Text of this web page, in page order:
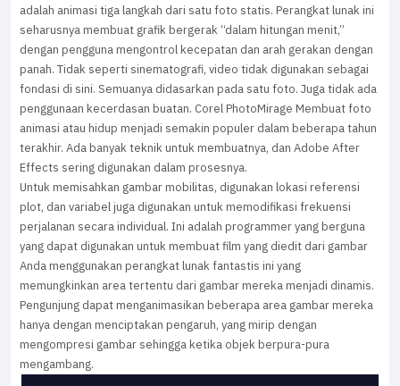
adalah animasi tiga langkah dari satu foto statis. Perangkat lunak ini
seharusnya membuat grafik bergerak “dalam hitungan menit,”
dengan pengguna mengontrol kecepatan dan arah gerakan dengan
panah. Tidak seperti sinematografi, video tidak digunakan sebagai
fondasi di sini. Semuanya didasarkan pada satu foto. Juga tidak ada
penggunaan kecerdasan buatan. Corel PhotoMirage Membuat foto
animasi atau hidup menjadi semakin populer dalam beberapa tahun
terakhir. Ada banyak teknik untuk membuatnya, dan Adobe After
Effects sering digunakan dalam prosesnya.
Untuk memisahkan gambar mobilitas, digunakan lokasi referensi
plot, dan variabel juga digunakan untuk memodifikasi frekuensi
perjalanan secara individual. Ini adalah programmer yang berguna
yang dapat digunakan untuk membuat film yang diedit dari gambar
Anda menggunakan perangkat lunak fantastis ini yang
memungkinkan area tertentu dari gambar mereka menjadi dinamis.
Pengunjung dapat menganimasikan beberapa area gambar mereka
hanya dengan menciptakan pengaruh, yang mirip dengan
mengompresi gambar sehingga ketika objek berpura-pura
mengambang.